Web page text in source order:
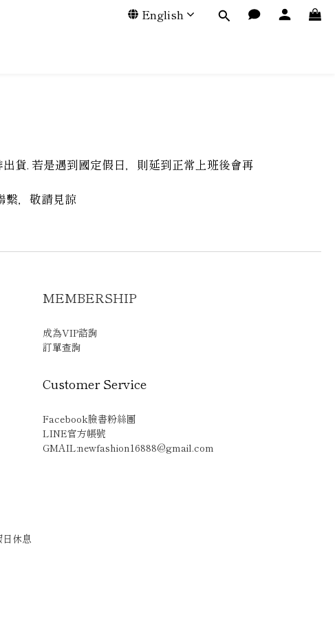
English
貨. 若是遇到國定假日，則延到正常上班後會再
繫，敬請見諒
MEMBERSHIP
成為VIP諮詢
訂單查詢
Customer Service
Facebook臉書粉絲團
LINE官方帳號
GMAIL:newfashion16888@gmail.com
休息